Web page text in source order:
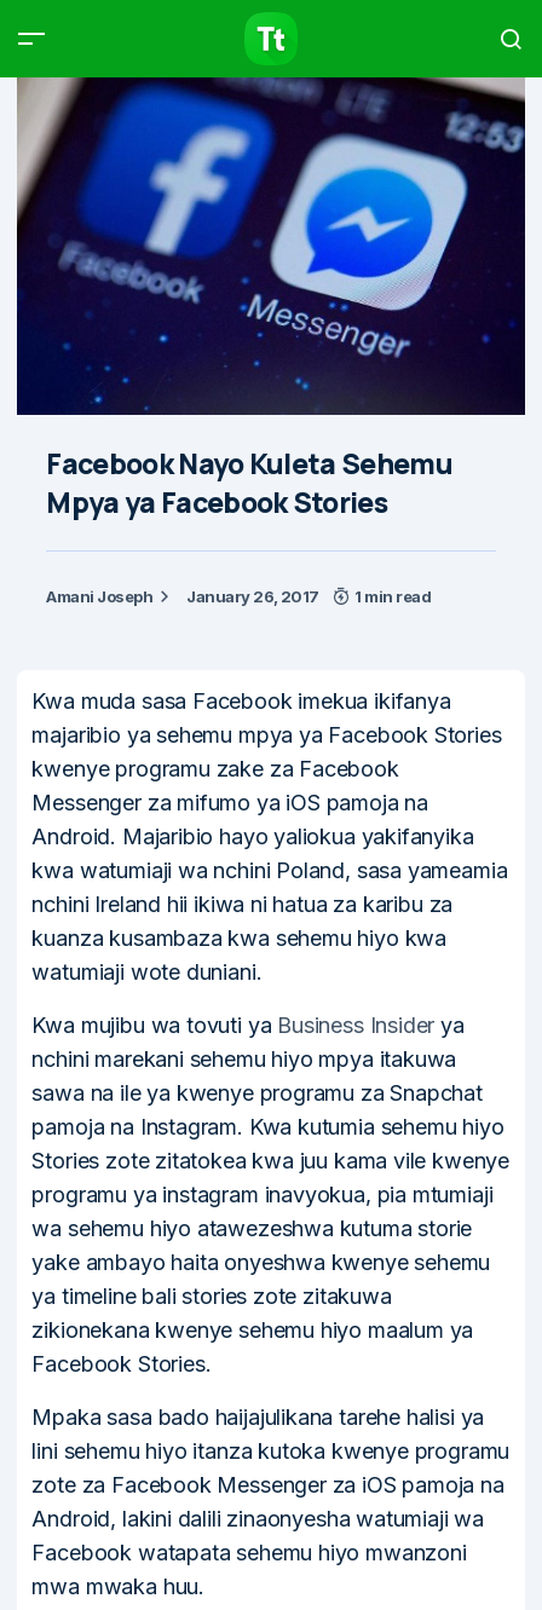
Facebook Nayo Kuleta Sehemu
Mpya ya Facebook Stories
Amani Joseph January 26, 2017 1 min read
Kwa muda sasa Facebook imekua ikifanya
majaribio ya sehemu mpya ya Facebook Stories
kwenye programu zake za Facebook
Messenger za mifumo ya iOS pamoja na
Android. Majaribio hayo yaliokua yakifanyika
kwa watumiaji wa nchini Poland, sasa yameamia
nchini Ireland hii ikiwa ni hatua za karibu za
kuanza kusambaza kwa sehemu hiyo kwa
watumiaji wote duniani.
Kwa mujibu wa tovuti ya Business Insider ya
nchini marekani sehemu hiyo mpya itakuwa
sawa na ile ya kwenye programu za Snapchat
pamoja na Instagram. Kwa kutumia sehemu hiyo
Stories zote zitatokea kwa juu kama vile kwenye
programu ya instagram inavyokua, pia mtumiaji
wa sehemu hiyo atawezeshwa kutuma storie
yake ambayo haita onyeshwa kwenye sehemu
ya timeline bali stories zote zitakuwa
zikionekana kwenye sehemu hiyo maalum ya
Facebook Stories.
Mpaka sasa bado haijajulikana tarehe halisi ya
lini sehemu hiyo itanza kutoka kwenye programu
zote za Facebook Messenger za iOS pamoja na
Android, lakini dalili zinaonyesha watumiaji wa
Facebook watapata sehemu hiyo mwanzoni
mwa mwaka huu.
Products Articles
Type to start searching…